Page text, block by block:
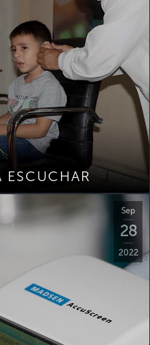
ESCUCHAR
Sep
28
2022